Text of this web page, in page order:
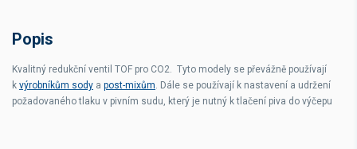
Popis
Kvalitný redukční ventil TOF pro CO2. Tyto modely se převážně používají
k výrobníkům sody a post-mixům. Dále se používají k nastavení a udržení
požadovaného tlaku v pivním sudu, který je nutný k tlačení piva do výčepu